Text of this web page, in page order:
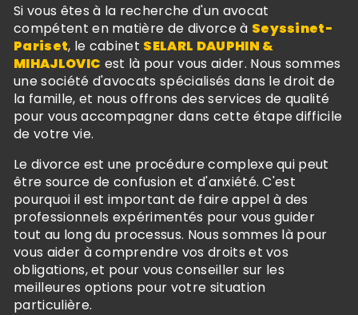
Si vous êtes à la recherche d'un avocat
compétent en matière de divorce à Seyssinet-
Pariset, le cabinet SELARL DAUPHIN &
MIHAJLOVIC est là pour vous aider. Nous sommes
une société d'avocats spécialisés dans le droit de
la famille, et nous offrons des services de qualité
pour vous accompagner dans cette étape difficile
de votre vie.
Le divorce est une procédure complexe qui peut
être source de confusion et d'anxiété. C'est
pourquoi il est important de faire appel à des
professionnels expérimentés pour vous guider
tout au long du processus. Nous sommes là pour
vous aider à comprendre vos droits et vos
obligations, et pour vous conseiller sur les
meilleures options pour votre situation
particulière.